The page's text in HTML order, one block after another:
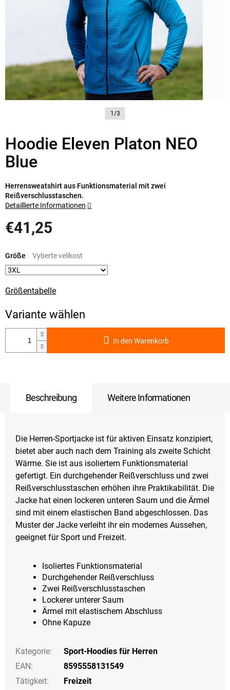
1/3
Hoodie Eleven Platon NEO
Blue
€41,25
Größentabelle
Größe
In den Warenkorb
Herrensweatshirt aus Funktionsmaterial mit zwei
Reißverschlusstaschen.
Detaillierte Informationen
Beschreibung Weitere Informationen
Die Herren-Sportjacke ist für aktiven Einsatz konzipiert,
bietet aber auch nach dem Training als zweite Schicht
Wärme. Sie ist aus isoliertem Funktionsmaterial
gefertigt. Ein durchgehender Reißverschluss und zwei
Reißverschlusstaschen erhöhen ihre Praktikabilität. Die
Jacke hat einen lockeren unteren Saum und die Ärmel
sind mit einem elastischen Band abgeschlossen. Das
Muster der Jacke verleiht ihr ein modernes Aussehen,
geeignet für Sport und Freizeit.
Isoliertes Funktionsmaterial
Durchgehender Reißverschluss
Zwei Reißverschlusstaschen
Lockerer unterer Saum
Ärmel mit elastischem Abschluss
Ohne Kapuze
Kategorie:
Sport-Hoodies für Herren
EAN:
8595558131549
Tätigkeit: Freizeit